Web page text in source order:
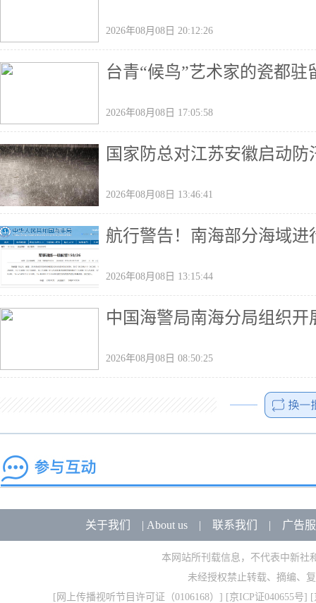
2026年08月08日 20:12:26
台青“候鸟”艺术家的瓷都
2026年08月08日 17:05:58
国家防总对江苏安徽启动
2026年08月08日 13:46:41
航行警告！南海部分海域进
2026年08月08日 13:15:44
中国海警局南海分局组织
2026年08月08日 08:50:25
关于我们 | About us| 联系我们 | 广告
本网站所刊载信息，不代表中新社
未经授权禁止转载、摘编、
[ 网上传播视听节目许可证（0106168） ] [京ICP证040655号] [